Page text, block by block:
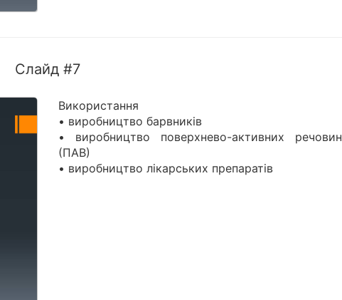
Слайд #7
Використання
• виробництво барвників
• виробництво поверхнево-активних речовин
(ПАВ)
• виробництво лікарських препаратів